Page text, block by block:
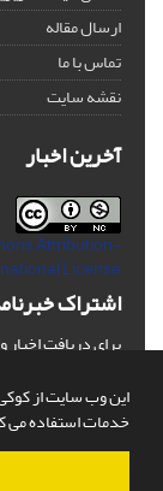
این وب سایت از کوکی
خدمات استفاده می
ارسال مقاله
تماس با ما
نقشه سایت
آخرین اخبار
Attribution-
License
اشتراک
برای دریافت